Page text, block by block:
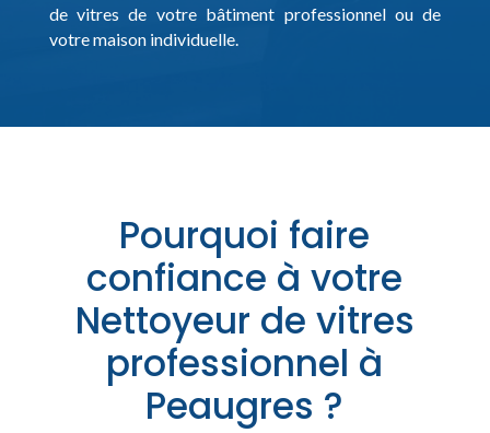
de vitres de votre bâtiment professionnel ou de
votre maison individuelle.
Pourquoi faire
confiance à votre
Nettoyeur de vitres
professionnel à
Peaugres ?